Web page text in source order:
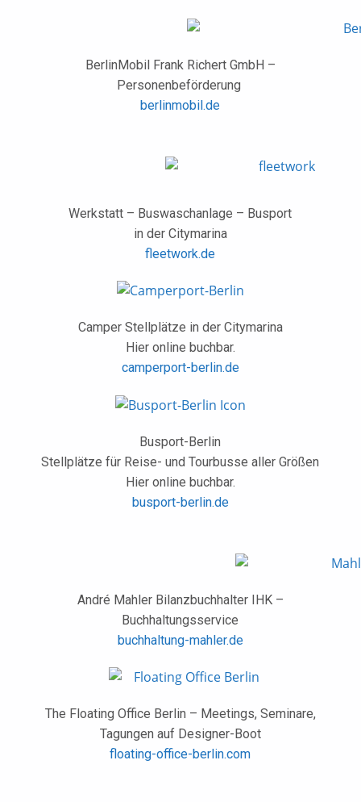
BerlinMobil Frank Richert GmbH –
Personenbeförderung
berlinmobil.de
Werkstatt – Buswaschanlage – Busport
in der Citymarina
fleetwork.de
Camper Stellplätze in der Citymarina
Hier online buchbar.
camperport-berlin.de
Busport-Berlin
Stellplätze für Reise- und Tourbusse aller Größen
Hier online buchbar.
busport-berlin.de
André Mahler Bilanzbuchhalter IHK –
Buchhaltungsservice
buchhaltung-mahler.de
The Floating Office Berlin – Meetings, Seminare,
Tagungen auf Designer-Boot
floating-office-berlin.com